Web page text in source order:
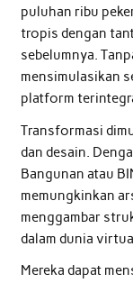
puluhan ribu
tropis dengan
sebelumnya.
mensimulasikan
platform
Transformasi
dan desain.
Bangunan atau
memungkinkan
menggambar
dalam dunia
Mereka dapat